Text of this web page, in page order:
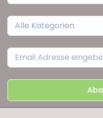
Alle Kategorien